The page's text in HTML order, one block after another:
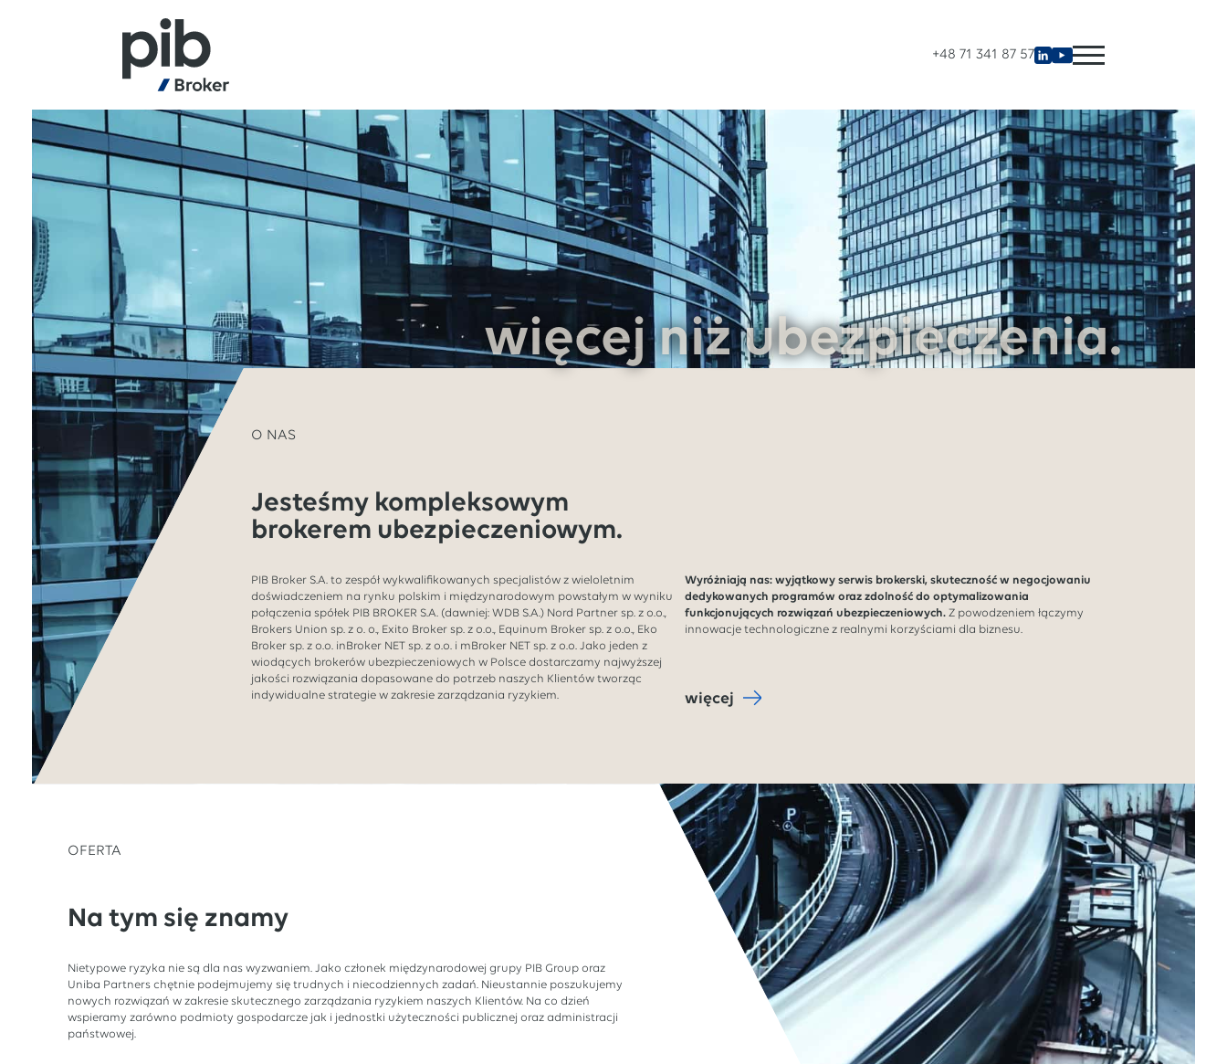
+48 71 341 87 57
więcej niż ubezpieczenia.
O NAS
Jesteśmy kompleksowym
brokerem ubezpieczeniowym.
PIB Broker S.A. to zespół wykwalifikowanych specjalistów z wieloletnim
doświadczeniem na rynku polskim i międzynarodowym powstałym w wyniku
połączenia spółek PIB BROKER S.A. (dawniej: WDB S.A.) Nord Partner sp. z o.o.,
Brokers Union sp. z o. o., Exito Broker sp. z o.o., Equinum Broker sp. z o.o., Eko
Broker sp. z o.o. inBroker NET sp. z o.o. i mBroker NET sp. z o.o. Jako jeden z
wiodących brokerów ubezpieczeniowych w Polsce dostarczamy najwyższej
jakości rozwiązania dopasowane do potrzeb naszych Klientów tworząc
indywidualne strategie w zakresie zarządzania ryzykiem.
Wyróżniają nas: wyjątkowy serwis brokerski, skuteczność w negocjowaniu
dedykowanych programów oraz zdolność do optymalizowania
funkcjonujących rozwiązań ubezpieczeniowych.Z powodzeniem łączymy
innowacje technologiczne z realnymi korzyściami dla biznesu.
więcej
OFERTA
Na tym się znamy
Nietypowe ryzyka nie są dla nas wyzwaniem. Jako członek międzynarodowej grupy PIB Group oraz
Uniba Partners chętnie podejmujemy się trudnych i niecodziennych zadań. Nieustannie poszukujemy
nowych rozwiązań w zakresie skutecznego zarządzania ryzykiem naszych Klientów. Na co dzień
wspieramy zarówno podmioty gospodarcze jak i jednostki użyteczności publicznej oraz administracji
państwowej.